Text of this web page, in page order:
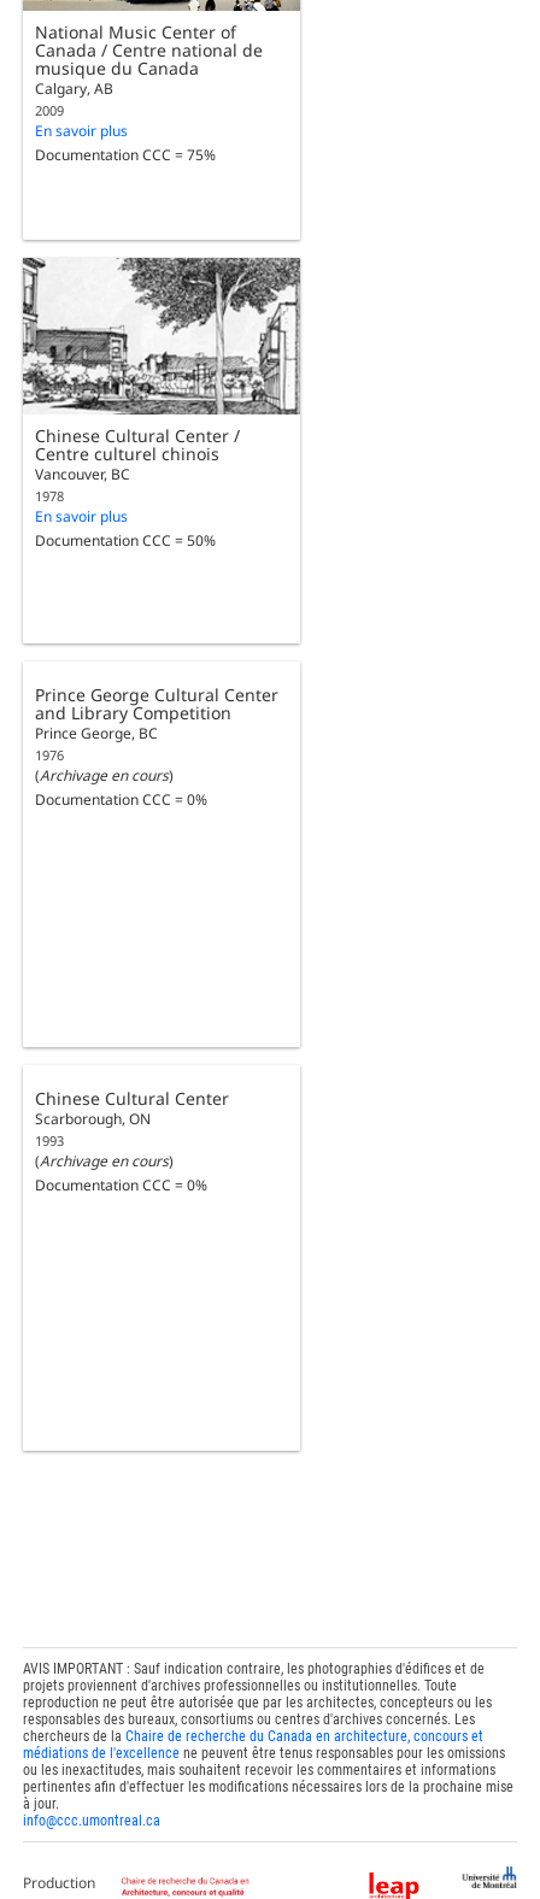
National Music Center of
Canada / Centre national de
musique du Canada
Calgary, AB
2009
En savoir plus
Documentation CCC = 75%
Chinese Cultural Center /
Centre culturel chinois
Vancouver, BC
1978
En savoir plus
Documentation CCC = 50%
Prince George Cultural Center
and Library Competition
Prince George, BC
1976
(Archivage en cours)
Documentation CCC = 0%
Chinese Cultural Center
Scarborough, ON
1993
(Archivage en cours)
Documentation CCC = 0%
AVIS IMPORTANT : Sauf indication contraire, les photographies d'édifices et de
projets proviennent d'archives professionnelles ou institutionnelles. Toute
reproduction ne peut être autorisée que par les architectes, concepteurs ou les
responsables des bureaux, consortiums ou centres d'archives concernés. Les
chercheurs de la Chaire de recherche du Canada en architecture, concours et
médiations de l'excellencene peuvent être tenus responsables pour les omissions
ou les inexactitudes, mais souhaitent recevoir les commentaires et informations
pertinentes afin d'effectuer les modifications nécessaires lors de la prochaine mise
à jour.
info@ccc.umontreal.ca
Production